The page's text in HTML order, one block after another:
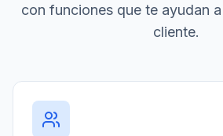
con funciones que te ayudan
cliente.